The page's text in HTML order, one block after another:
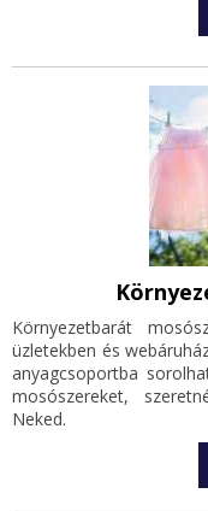
Környezetbarát
üzletekben és
anyagcsoportba
mosószereket,
Neked.